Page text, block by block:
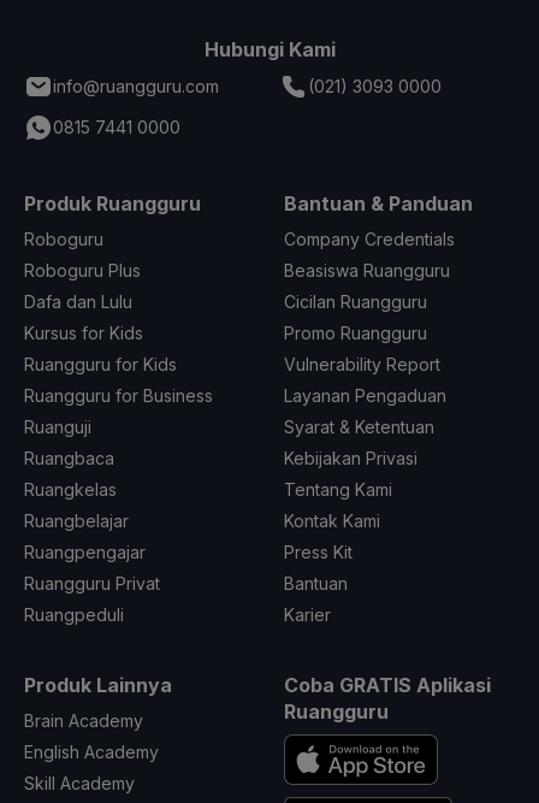
Hubungi Kami
info@ruangguru.com
(021) 3093 0000
0815 7441 0000
Produk Ruangguru
Roboguru
Roboguru Plus
Dafa dan Lulu
Kursus for Kids
Ruangguru for Kids
Ruangguru for Business
Ruanguji
Ruangbaca
Ruangkelas
Ruangbelajar
Ruangpengajar
Ruangguru Privat
Ruangpeduli
Bantuan & Panduan
Company Credentials
Beasiswa Ruangguru
Cicilan Ruangguru
Promo Ruangguru
Vulnerability Report
Layanan Pengaduan
Syarat & Ketentuan
Kebijakan Privasi
Tentang Kami
Kontak Kami
Press Kit
Bantuan
Karier
Produk Lainnya
Brain Academy
English Academy
Skill Academy
Coba GRATIS Aplikasi
Ruangguru